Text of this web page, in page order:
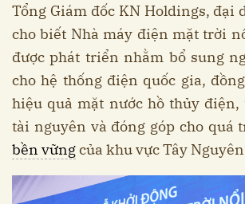
Tổng Giám đốc KN Holdings, đại
cho biết Nhà máy điện mặt trời
được phát triển nhằm bổ sung
cho hệ thống điện quốc gia,
hiệu quả mặt nước hồ thủy
tài nguyên và đóng góp cho
bền vữngcủa khu vực Tây